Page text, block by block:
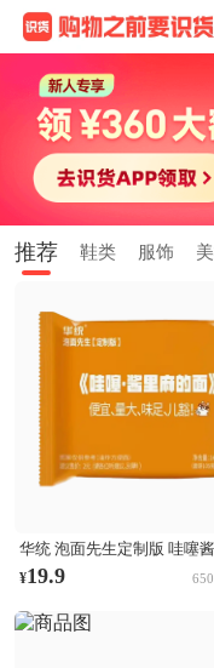
推荐 鞋类 服饰
华统 泡面先生定制版 哇噻
的面 袋装
¥19.9